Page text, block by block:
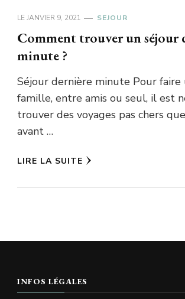
LEJANVIER 9, 2021 SEJOUR
Comment trouver un séjour
minute ?
Séjour dernière minute Pour faire
famille, entre amis ou seul, il est
trouver des voyages pas chers
avant …
LIRE LA SUITE
INFOS LÉGALES